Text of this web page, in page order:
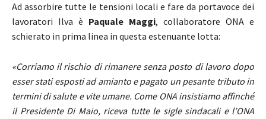
Ad assorbire tutte le tensioni locali e fare da portavoce dei
lavoratori Ilva è Paquale Maggi, collaboratore ONA e
schierato in prima linea in questa estenuante lotta:
«Corriamo il rischio di rimanere senza posto di lavoro dopo
esser stati esposti ad amianto e pagato un pesante tributo in
termini di salute e vite umane. Come ONA insistiamo affinché
il Presidente Di Maio, riceva tutte le sigle sindacali e l’ONA